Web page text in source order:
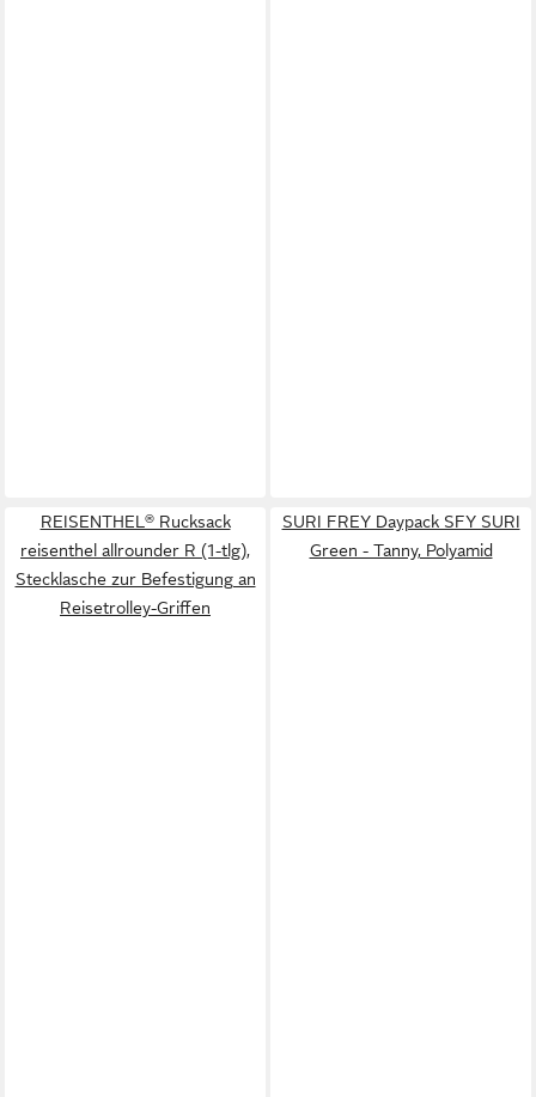
REISENTHEL® Rucksack
reisenthel allrounder R (1-tlg),
Stecklasche zur Befestigung an
Reisetrolley-Griffen
SURI FREY Daypack SFY SURI
Green - Tanny, Polyamid